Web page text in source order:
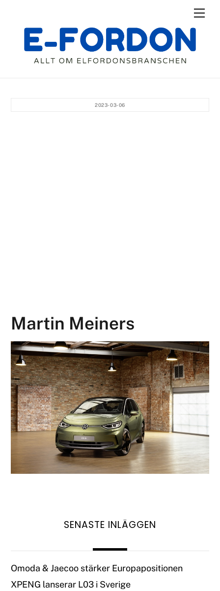
content
2023-03-06
Martin Meiners
SENASTE INLÄGGEN
Omoda & Jaecoo stärker Europapositionen
XPENG lanserar L03 i Sverige